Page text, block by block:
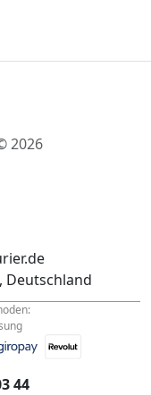
2026
Deutschland
44